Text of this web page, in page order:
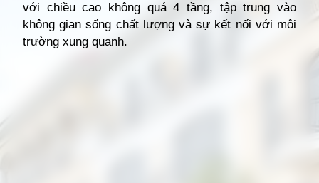
với chiều cao không quá 4 tầng, tập trung vào
không gian sống chất lượng và sự kết nối với môi
trường xung quanh.